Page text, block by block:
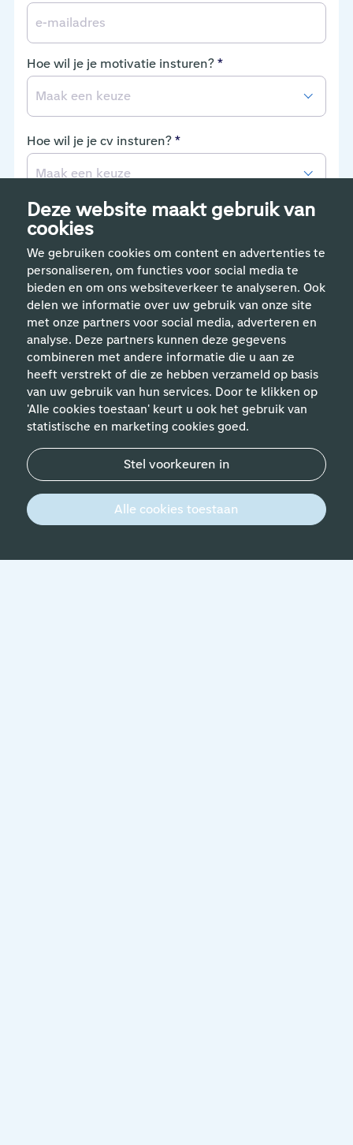
Deze website maakt gebruik van
cookies
We gebruiken cookies om content en advertenties te
personaliseren, om functies voor social media te
bieden en om ons websiteverkeer te analyseren. Ook
delen we informatie over uw gebruik van onze site
met onze partners voor social media, adverteren en
analyse. Deze partners kunnen deze gegevens
combineren met andere informatie die u aan ze
heeft verstrekt of die ze hebben verzameld op basis
van uw gebruik van hun services. Door te klikken op
'Alle cookies toestaan' keurt u ook het gebruik van
statistische en marketing cookies goed.
Stel voorkeuren in
Alle cookies toestaan
Hoe wil je je motivatie insturen?*
Maak een keuze
Hoe wil je je cv insturen?*
Maak een keuze
Hoe lang mogen we je gegevens bewaren? *
Maak een keuze
Door te solliciteren ga ik akkoord met de
voorwaarden en privacy richtlijn
.
Verzenden
Heb je nog vragen?